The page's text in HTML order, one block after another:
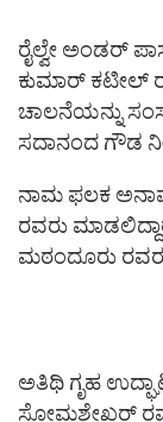
ರೈಲ್ವೇ ಅಂಡರ್
ಕುಮಾರ್ ಕಟೀಲ್
ಚಾಲನೆಯನ್ನು
ಸದಾನಂದ ಗೌಡ
ನಾಮ ಫಲಕ
ರವರು
ಮಠಂದೂರು
ಅತಿಥಿ ಗೃಹ
ಸೋಮಶೇಖರ್